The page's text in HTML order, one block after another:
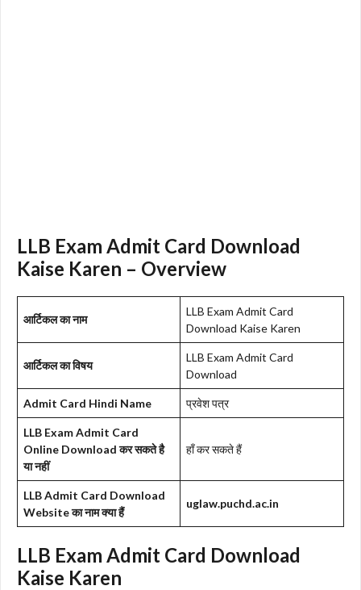
LLB Exam Admit Card Download
Kaise Karen – Overview
आर्टिकल का नाम
LLB Exam Admit Card
Download Kaise Karen
आर्टिकल का विषय
LLB Exam Admit Card
Download
Admit Card Hindi Name प्रवेश पत्र
LLB Exam Admit Card
Online Download कर सकते है
या नहीं
हाँ कर सकते हैं
LLB Admit Card Download
Website का नाम क्या हैं
uglaw.puchd.ac.in
LLB Exam Admit Card Download
Kaise Karen